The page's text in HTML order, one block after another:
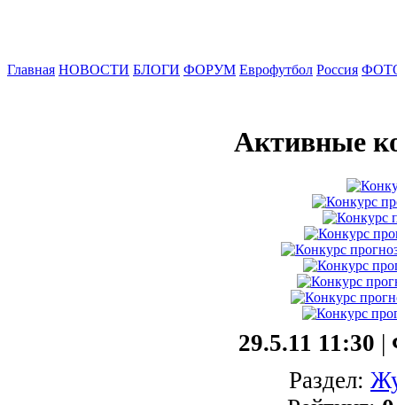
Главная НОВОСТИ БЛОГИ ФОРУМ Еврофутбол Россия
Активные
29.5.11 11:30 |
Раздел: